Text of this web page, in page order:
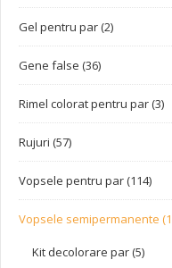
Gel pentru par (2)
Gene false (36)
Rimel colorat pentru par (3)
Rujuri (57)
Vopsele pentru par (114)
Vopsele semipermanente
Kit decolorare par (5)